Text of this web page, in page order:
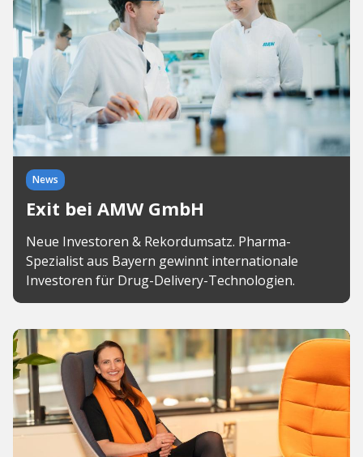
News
Exit bei AMW GmbH
Neue Investoren & Rekordumsatz. Pharma-
Spezialist aus Bayern gewinnt internationale
Investoren für Drug-Delivery-Technologien.